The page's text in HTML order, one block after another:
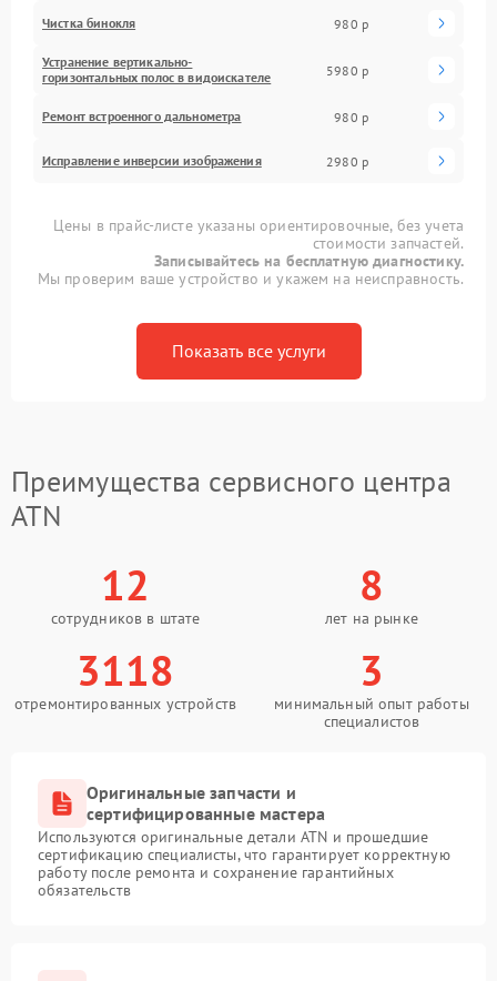
Чистка бинокля 980 р
Устранение вертикально-
горизонтальных полос в видоискателе
5980 р
Ремонт встроенного дальнометра 980 р
Исправление инверсии изображения 2980 р
Цены в прайс-листе указаны ориентировочные, без учета
стоимости запчастей.
Записывайтесь на бесплатную диагностику.
Мы проверим ваше устройство и укажем на неисправность.
Показать все услуги
Преимущества сервисного центра
ATN
12
сотрудников в штате
8
лет на рынке
3118
отремонтированных устройств
3
минимальный опыт работы
специалистов
Оригинальные запчасти и
сертифицированные мастера
Используются оригинальные детали ATN и прошедшие
сертификацию специалисты, что гарантирует корректную
работу после ремонта и сохранение гарантийных
обязательств